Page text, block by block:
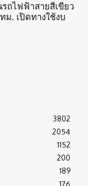
ถไฟฟ้าสายสีเขียว
ม. เปิดทางใช้งบ
3802
2054
1152
200
189
176